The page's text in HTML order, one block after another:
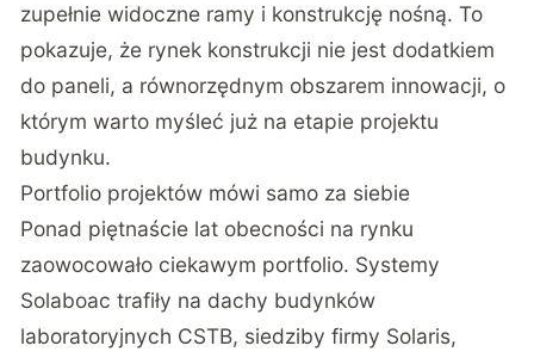
zupełnie widoczne ramy i konstrukcję nośną. To
pokazuje, że rynek konstrukcji nie jest dodatkiem
do paneli, a równorzędnym obszarem innowacji, o
którym warto myśleć już na etapie projektu
budynku.
Portfolio projektów mówi samo za siebie
Ponad piętnaście lat obecności na rynku
zaowocowało ciekawym portfolio. Systemy
Solaboac trafiły na dachy budynków
laboratoryjnych CSTB, siedziby firmy Solaris,